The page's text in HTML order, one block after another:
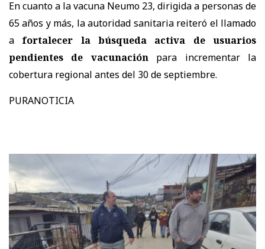
En cuanto a la vacuna Neumo 23, dirigida a personas de
65 años y más, la autoridad sanitaria reiteró el llamado
a
fortalecer la búsqueda activa de usuarios
pendientes de vacunación
para incrementar la
cobertura regional antes del 30 de septiembre.
PURANOTICIA